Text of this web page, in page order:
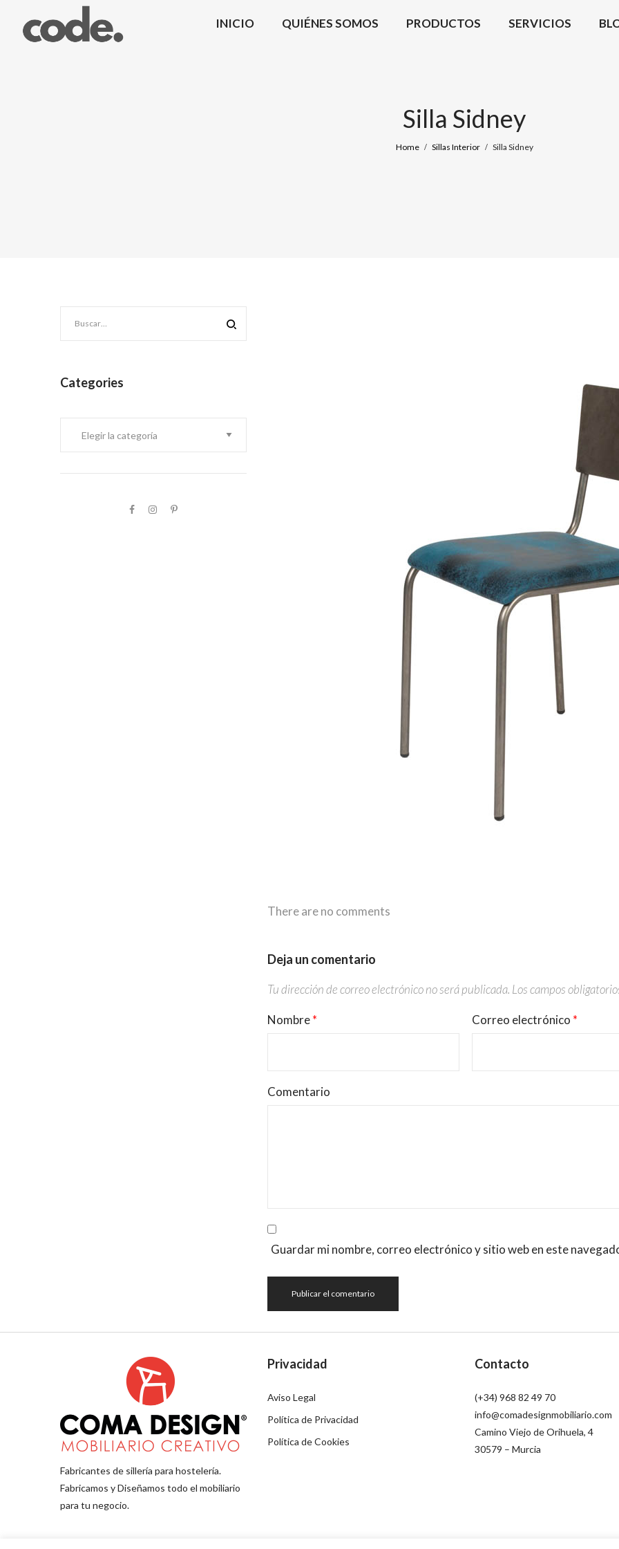
INICIO QUIÉNES SOMOS PRODUCTOS SERVICIOS
Silla Sidney
Home / Sillas Interior / Silla Sidney
There are no comments
Deja un comentario
Tu dirección de correo electrónico no será publicada. Los campos
Nombre* Correo electrónico *
Comentario
Guardar mi nombre, correo electrónico y sitio web en este
Categories
Categories
Fabricantes de sillería para hostelería.
Fabricamos y Diseñamos todo el mobiliario
para tu negocio.
Privacidad
Aviso Legal
Política de Privacidad
Política de Cookies
Contacto
(+34) 968 82 49 70
info@comadesignmobiliario.com
Camino Viejo de Orihuela, 4
30579 – Murcia